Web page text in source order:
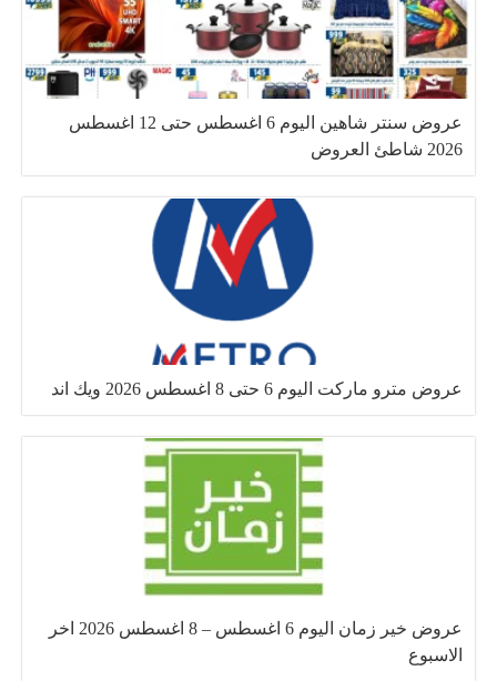
عروض سنتر شاهين اليوم 6 اغسطس حتى 12 اغسطس
2026 شاطئ العروض
عروض مترو ماركت اليوم 6 حتى 8 اغسطس 2026 ويك اند
عروض خير زمان اليوم 6 اغسطس – 8 اغسطس 2026 اخر
الاسبوع